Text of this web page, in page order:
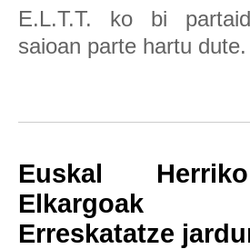
E.L.T.T. ko bi
saioan parte hartu dute.
Euskal
Elkargoak
Erreskatatze